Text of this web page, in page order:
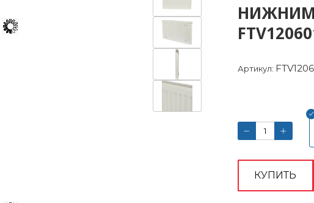
Артикул:
КУПИТЬ